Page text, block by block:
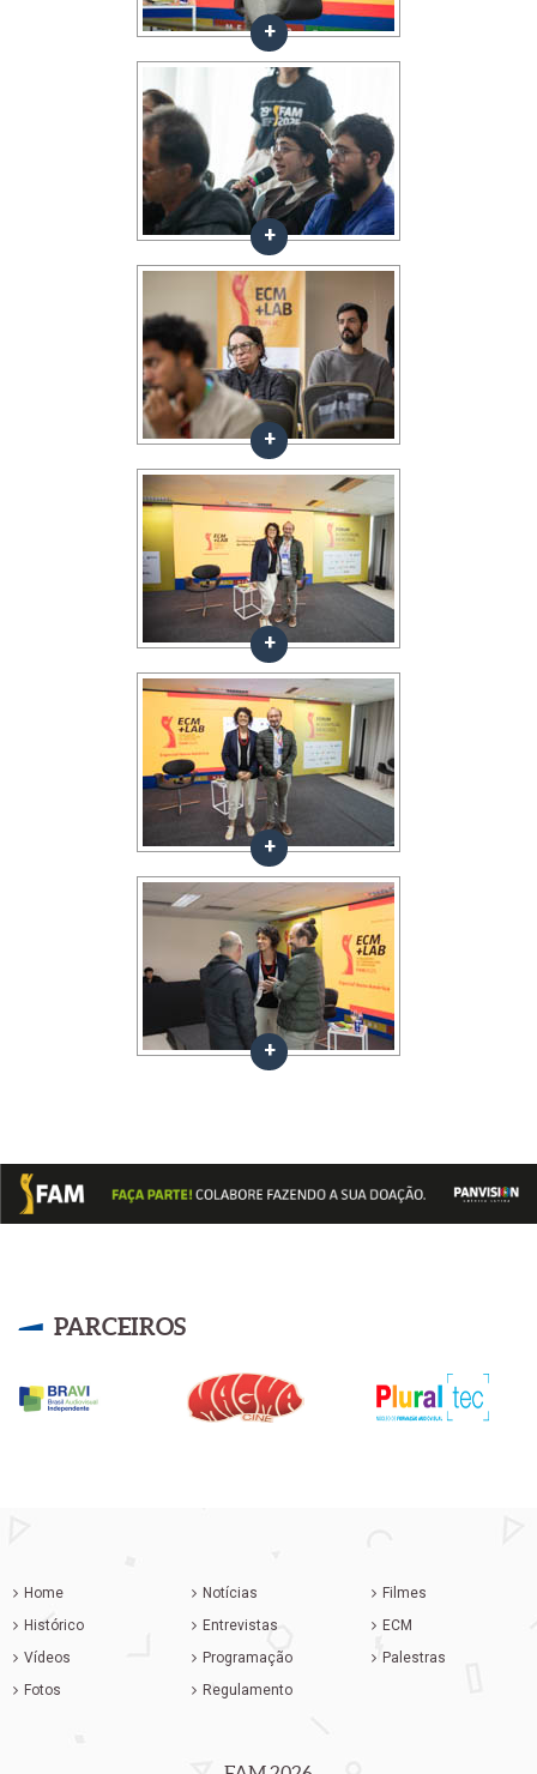
PARCEIROS
Home
Histórico
Vídeos
Fotos
Notícias
Entrevistas
Programação
Regulamento
Filmes
ECM
Palestras